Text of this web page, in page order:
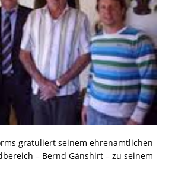
gratuliert seinem ehrenamtlichen
– Bernd Gänshirt – zu seinem